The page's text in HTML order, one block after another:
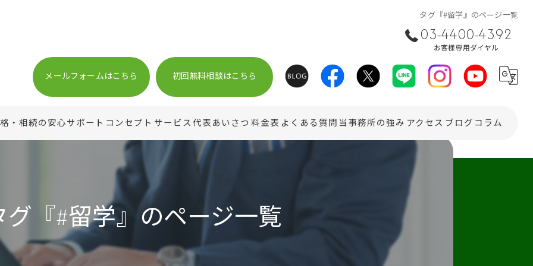
タグ『#留学』のページ一覧
03-4400-4392
お客様専用ダイヤル
メールフォームはこちら 初回無料相談はこちら
・相続の安心サポート コンセプト サービス 代表あいさつ 料金表 よくある質問 当事務所の強み アクセス ブログ コラム
グ『#留学』のページ一覧